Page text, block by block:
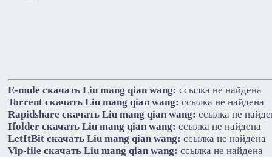
E-mule cкачать Liu mang qian wang: ссылка не найдена
Torrent cкачать Liu mang qian wang: ссылка не найдена
Rapidshare cкачать Liu mang qian wang: ссылка не
Ifolder cкачать Liu mang qian wang: ссылка не найдена
LetItBit cкачать Liu mang qian wang: ссылка не найдена
Vip-file cкачать Liu mang qian wang: ссылка не найдена